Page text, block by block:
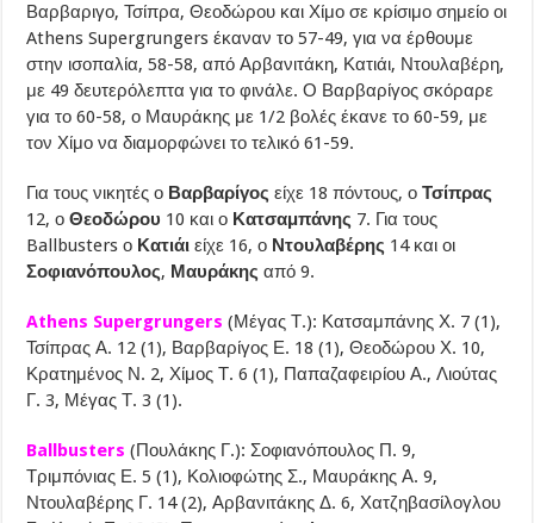
Βαρβαριγο, Τσίπρα, Θεοδώρου και Χίμο σε κρίσιμο σημείο οι
Athens Supergrungers έκαναν το 57-49, για να έρθουμε
στην ισοπαλία, 58-58, από Αρβανιτάκη, Κατιάι, Ντουλαβέρη,
με 49 δευτερόλεπτα για το φινάλε. Ο Βαρβαρίγος σκόραρε
για το 60-58, ο Μαυράκης με 1/2 βολές έκανε το 60-59, με
τον Χίμο να διαμορφώνει το τελικό 61-59.
Για τους νικητές ο Βαρβαρίγοςείχε 18 πόντους, οΤσίπρας
12, οΘεοδώρου 10 και ο Κατσαμπάνης 7. Για τους
Ballbusters ο Κατιάιείχε 16, ο Ντουλαβέρης 14 και οι
Σοφιανόπουλος, Μαυράκηςαπό 9.
Athens Supergrungers (Μέγας Τ.): Κατσαμπάνης Χ. 7 (1),
Τσίπρας Α. 12 (1), Βαρβαρίγος Ε. 18 (1), Θεοδώρου Χ. 10,
Κρατημένος Ν. 2, Χίμος Τ. 6 (1), Παπαζαφειρίου Α., Λιούτας
Γ. 3, Μέγας Τ. 3 (1).
Ballbusters(Πουλάκης Γ.): Σοφιανόπουλος Π. 9,
Τριμπόνιας Ε. 5 (1), Κολιοφώτης Σ., Μαυράκης Α. 9,
Ντουλαβέρης Γ. 14 (2), Αρβανιτάκης Δ. 6, Χατζηβασίλογλου